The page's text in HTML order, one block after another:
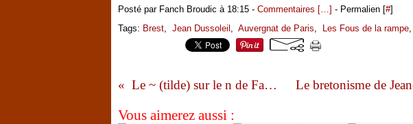
Posté par Fanch Broudic à 18:15 - Commentaires […] - Permalien [#]
Tags: Brest, Jean Dussoleil , Auvergnat de Paris, Les Fous de la rampe,
Le ~ (tilde) sur le n de Fañch : la Cour de cassation valide. Mais…
Vous aimerez aussi :